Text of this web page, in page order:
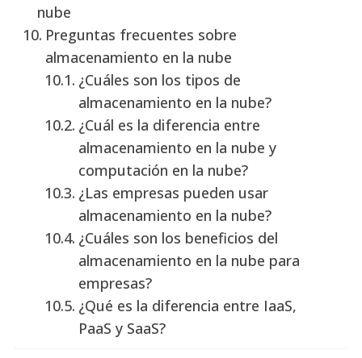
nube
Preguntas frecuentes sobre
almacenamiento en la nube
¿Cuáles son los tipos de
almacenamiento en la nube?
¿Cuál es la diferencia entre
almacenamiento en la nube y
computación en la nube?
¿Las empresas pueden usar
almacenamiento en la nube?
¿Cuáles son los beneficios del
almacenamiento en la nube para
empresas?
¿Qué es la diferencia entre IaaS,
PaaS y SaaS?